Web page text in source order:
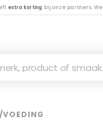
extra korting bij onze partners.
product of
/VOEDING